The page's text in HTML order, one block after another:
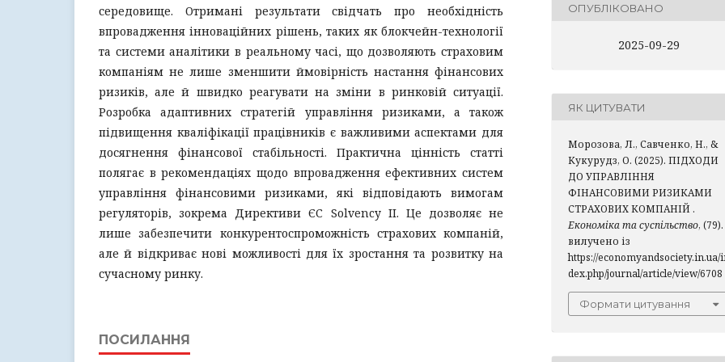
середовище. Отримані результати свідчать про необхідність
впровадження інноваційних рішень, таких як блокчейн-технології
та системи аналітики в реальному часі, що дозволяють страховим
компаніям не лише зменшити ймовірність настання фінансових
ризиків, але й швидко реагувати на зміни в ринковій ситуації.
Розробка адаптивних стратегій управління ризиками, а також
підвищення кваліфікації працівників є важливими аспектами для
досягнення фінансової стабільності. Практична цінність статті
полягає в рекомендаціях щодо впровадження ефективних систем
управління фінансовими ризиками, які відповідають вимогам
регуляторів, зокрема Директиви ЄС Solvency II. Це дозволяє не
лише забезпечити конкурентоспроможність страхових компаній,
але й відкриває нові можливості для їх зростання та розвитку на
сучасному ринку.
ПОСИЛАННЯ
ОПУБЛІКОВАНО
2025-09-29
ЯК ЦИТУВАТИ
Морозова, Л., Савченко, Н., &
Кукурудз, О. (2025). ПІДХОДИ
ДО УПРАВЛІННЯ
ФІНАНСОВИМИ РИЗИКАМИ
СТРАХОВИХ КОМПАНІЙ .
Економіка та суспільство, (79).
вилучено із
https://economyandsociety.in.ua/
dex.php/journal/article/view/6708
Формати цитування